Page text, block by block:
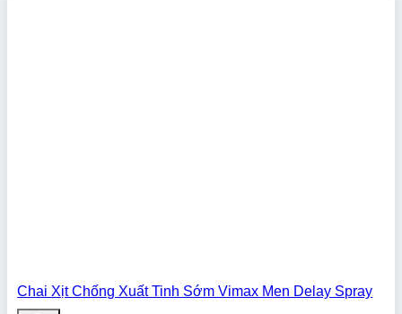
Chai Xịt Chống Xuất Tinh Sớm Vimax Men Delay Spray